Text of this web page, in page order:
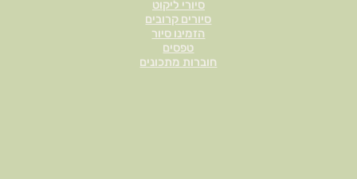
סיורי ליקוט
סיורים קרובים
הזמינו סיור
טפסים
חוברות מתכונים